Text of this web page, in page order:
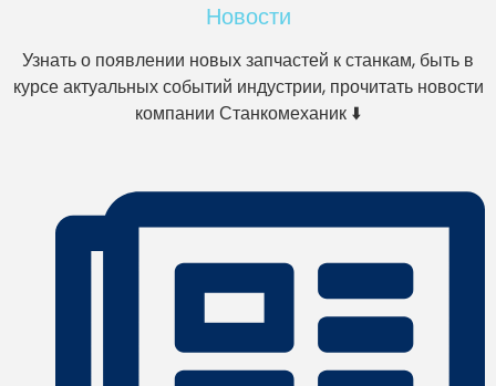
Новости
Узнать о появлении новых запчастей к станкам, быть в
курсе актуальных событий индустрии, прочитать новости
компании Станкомеханик ⬇️